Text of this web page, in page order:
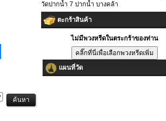
วัดปากน้ำ 7 ปากน้ำ บางคล้า
ตะกร้าสินค้า
ไม่มีพวงหรีดในตระกร้าของท่าน
แผนที่วัด